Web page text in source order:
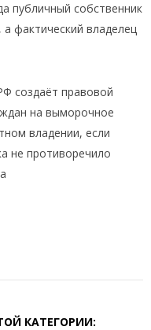
публичный собственник
фактический владелец
создаёт правовой
на выморочное
владении, если
не противоречило
КАТЕГОРИИ: